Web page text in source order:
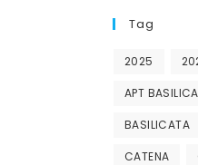
Tag
2025
APT
BASILICATA
CATENA